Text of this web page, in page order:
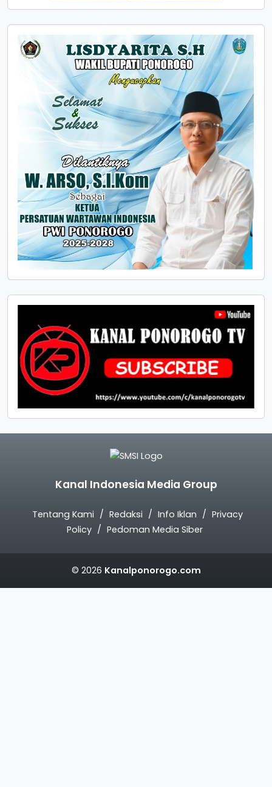
Kanal Indonesia Media Group
Tentang Kami Redaksi Info Iklan
Privacy
Policy
Pedoman Media Siber
© 2026 Kanalponorogo.com